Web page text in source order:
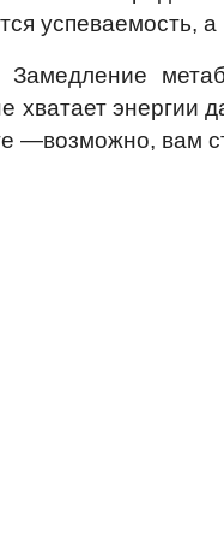
успеваемость,
хватает энергии
—возможно, вам